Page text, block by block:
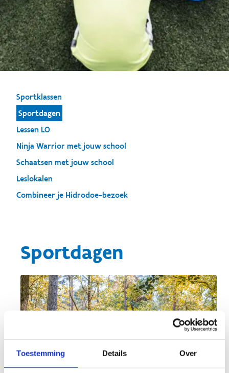
Toestemming Details Over
Sportklassen
Sportdagen
Lessen LO
Ninja Warrior met jouw school
Schaatsen met jouw school
Leslokalen
Combineer je Hidrodoe-bezoek
Sportdagen